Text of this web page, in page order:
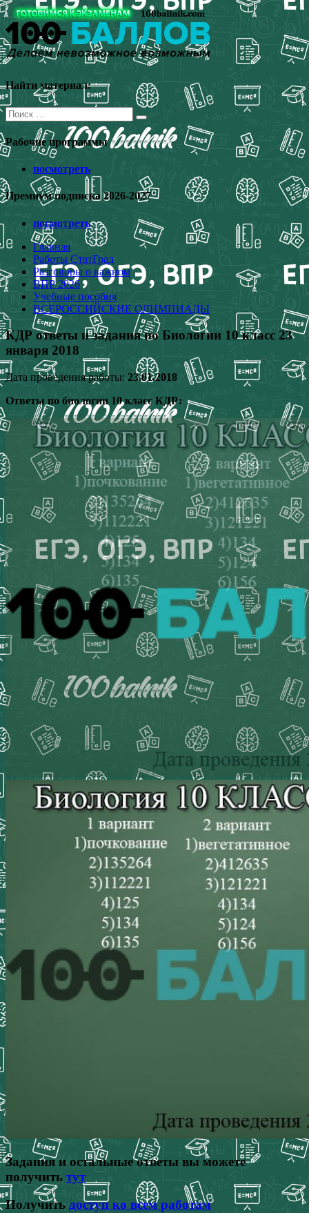
Перейти
к
содержимому
Найти материал:
Поиск
для:
Рабочие программы
посмотреть
Премиум подписка 2026-2027
посмотреть
Главная
Работы СтатГрад
Разговоры о важном
ВПР 2026
Учебные пособия
ВСЕРОССИЙСКИЕ ОЛИМПИАДЫ
КДР ответы и задания по Биологии 10 класс 23
января 2018
Дата проведения работы: 23.01.2018
Ответы по биологии 10 класс КДР:
Задания и остальные ответы вы можете
получить тут
Получить доступ ко всем работам